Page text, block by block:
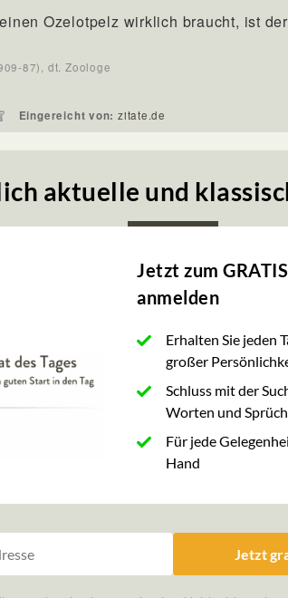
Ozelotpelz wirklich braucht, ist der
87), dt. Zoologe
Eingereicht von: zitate.de